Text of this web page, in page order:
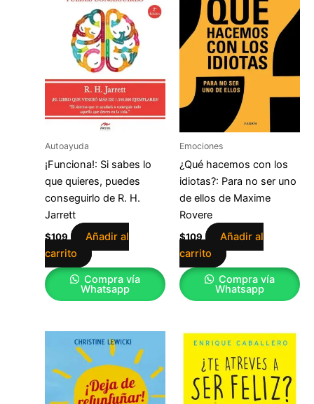
Autoayuda
¡Funciona!: Si sabes lo
que quieres, puedes
conseguirlo de R. H.
Jarrett
$109
Añadir al
carrito
Compra vía
Whatsapp
Emociones
¿Qué hacemos con los
idiotas?: Para no ser uno
de ellos de Maxime
Rovere
$109
Añadir al
carrito
Compra vía
Whatsapp